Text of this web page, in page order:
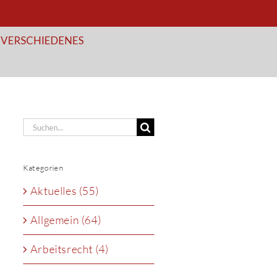
VERSCHIEDENES
Suche
Kategorien
Aktuelles (55)
Allgemein (64)
Arbeitsrecht (4)